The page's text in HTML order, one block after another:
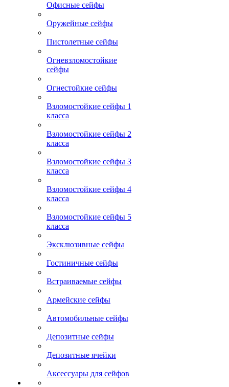
Офисные сейфы
Оружейные сейфы
Пистолетные сейфы
Огневзломостойкие
сейфы
Огнестойкие сейфы
Взломостойкие сейфы 1
класса
Взломостойкие сейфы 2
класса
Взломостойкие сейфы 3
класса
Взломостойкие сейфы 4
класса
Взломостойкие сейфы 5
класса
Эксклюзивные сейфы
Гостиничные сейфы
Встраиваемые сейфы
Армейские сейфы
Автомобильные сейфы
Депозитные сейфы
Депозитные ячейки
Аксессуары для сейфов